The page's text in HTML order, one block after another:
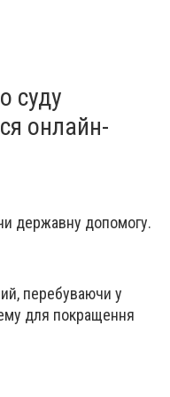
суду
онлайн-
державну допомогу.
перебуваючи у
для покращення